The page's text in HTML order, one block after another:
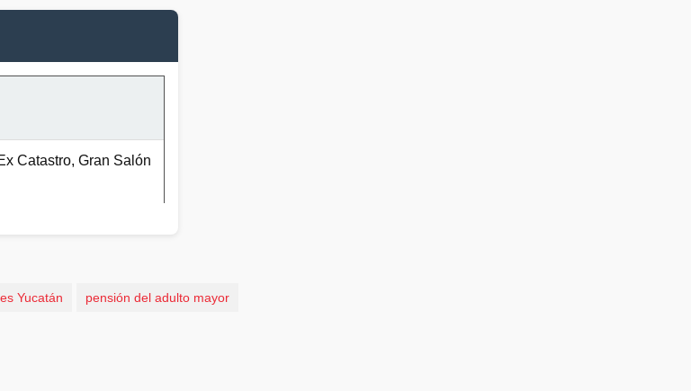
Catastro, Gran Salón
Yucatán pensión del adulto mayor